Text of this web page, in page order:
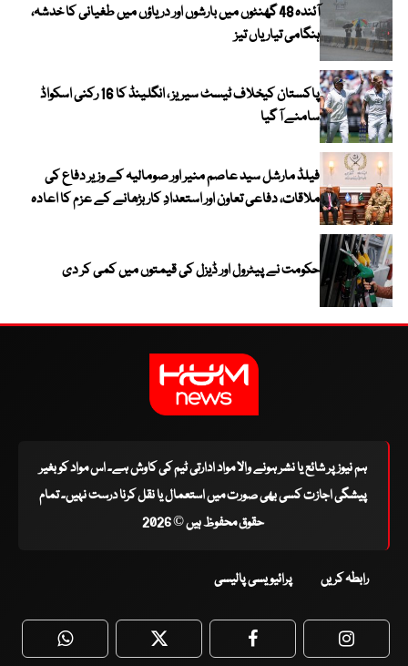
آئندہ 48 گھنٹوں میں بارشوں اور دریاؤں میں طغیانی کا خدشہ،
ہنگامی تیاریاں تیز
پاکستان کیخلاف ٹیسٹ سیریز ، انگلینڈ کا 16 رکنی اسکواڈ
سامنے آ گیا
فیلڈ مارشل سید عاصم منیر اور صومالیہ کے وزیر دفاع کی
ملاقات، دفاعی تعاون اور استعدادِ کار بڑھانے کے عزم کا اعادہ
حکومت نے پیٹرول اور ڈیزل کی قیمتوں میں کمی کر دی
ہم نیوز پر شائع یا نشر ہونے والا مواد ادارتی ٹیم کی کاوش ہے۔ اس مواد کو بغیر
پیشگی اجازت کسی بھی صورت میں استعمال یا نقل کرنا درست نہیں۔ تمام
حقوق محفوظ ہیں © 2026
رابطہ کریں پرائیویسی پالیسی
WhatsApp Twitter Facebook